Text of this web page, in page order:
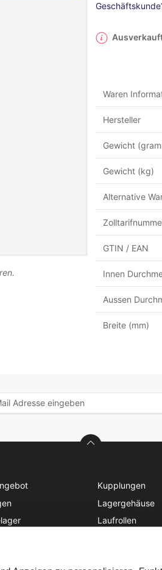
Waren
Hersteller
Gewicht
Gewicht (kg)
Alternative
GTIN / EAN
Innen
Aussen
Breite (mm)
Kupplungen
Lagergehäuse
Laufrollen